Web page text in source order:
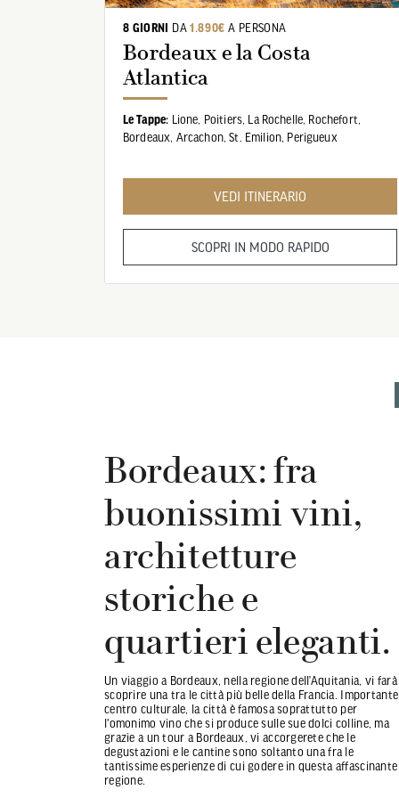
8 GIORNI DA1.890€ A PERSONA
Bordeaux e la Costa
Atlantica
Le Tappe: Lione, Poitiers, La Rochelle, Rochefort,
Bordeaux, Arcachon, St. Emilion, Perigueux
VEDI ITINERARIO
SCOPRI IN MODO RAPIDO
Bordeaux: fra
buonissimi vini,
architetture
storiche e
quartieri eleganti.
Un viaggio a Bordeaux, nella regione dell’Aquitania, vi farà
scoprire una tra le città più belle della Francia. Importante
centro culturale, la città è famosa soprattutto per
l'omonimo vino che si produce sulle sue dolci colline, ma
grazie a un tour a Bordeaux, vi accorgerete che le
degustazioni e le cantine sono soltanto una fra le
tantissime esperienze di cui godere in questa affascinante
regione.